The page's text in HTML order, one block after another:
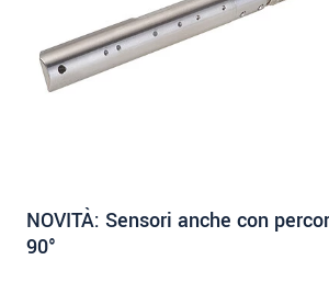
NOVITÀ: Sensori anche con
90°